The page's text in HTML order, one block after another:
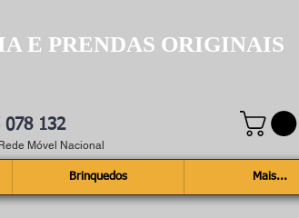
E PRENDAS ORIGINAIS
132
Móvel Nacional
Brinquedos Mais...